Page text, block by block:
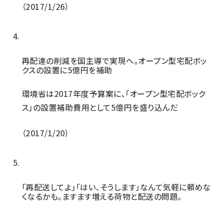
2017/1/26
再配達の削減を国主導で実現へ。オープン型宅配ボッ
クスの設置に5億円を補助
環境省は2017年度予算案に、「オープン型宅配ボック
ス」の設置補助費用として5億円を盛り込んだ
2017/1/20
「再配送してよ」「はい、そうします」なんて気軽に頼めな
くなるかも。ますます増える荷物と配送の問題。